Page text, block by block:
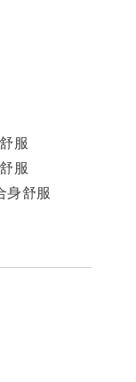
服
服
舒服